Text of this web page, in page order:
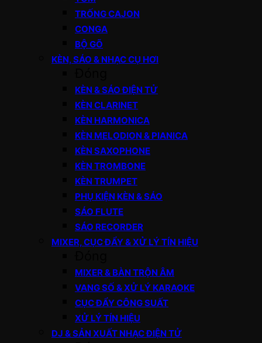
TRỐNG CAJON
CONGA
BỘ GÕ
KÈN, SÁO & NHẠC CỤ HƠI
KÈN & SÁO ĐIỆN TỬ
KÈN CLARINET
KÈN HARMONICA
KÈN MELODION & PIANICA
KÈN SAXOPHONE
KÈN TROMBONE
KÈN TRUMPET
PHỤ KIỆN KÈN & SÁO
SÁO FLUTE
SÁO RECORDER
MIXER, CỤC ĐẨY & XỬ LÝ TÍN HIỆU
MIXER & BÀN TRỘN ÂM
VANG SỐ & XỬ LÝ KARAOKE
CỤC ĐẨY CÔNG SUẤT
XỬ LÝ TÍN HIỆU
DJ & SẢN XUẤT NHẠC ĐIỆN TỬ